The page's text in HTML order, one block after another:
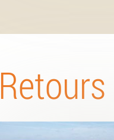
Retours